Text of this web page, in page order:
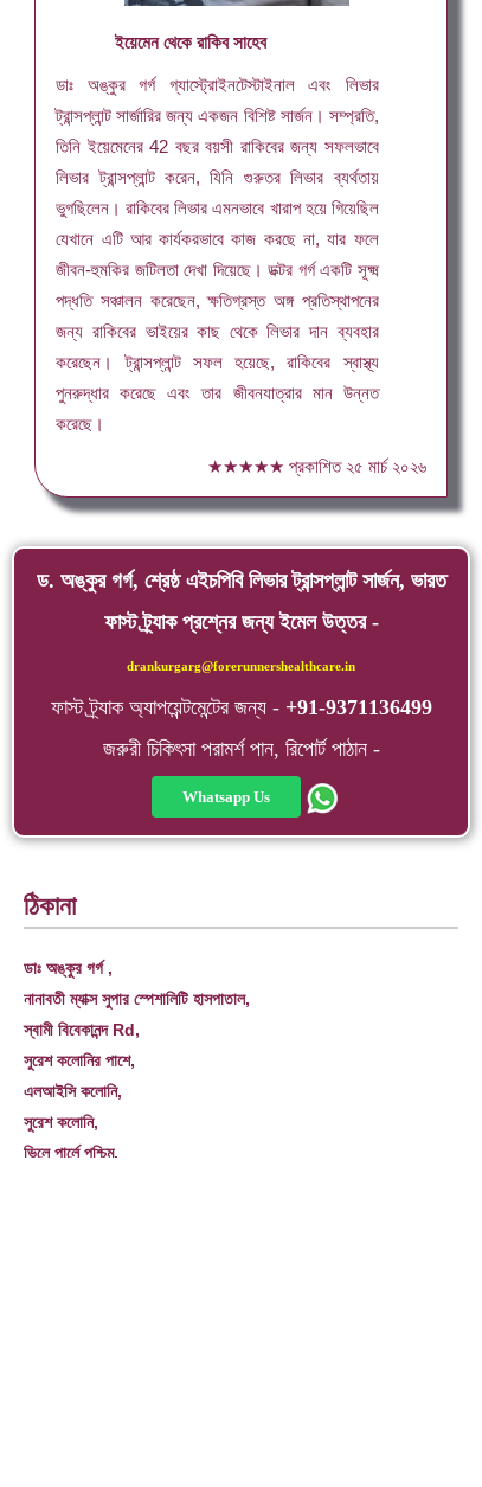
ইয়েমেন থেকে রাকিব সাহেব
ডাঃ অঙ্কুর গর্গ গ্যাস্ট্রোইনটেস্টাইনাল এবং লিভার
ট্রান্সপ্লান্ট সার্জারির জন্য একজন বিশিষ্ট সার্জন। সম্প্রতি,
তিনি ইয়েমেনের 42 বছর বয়সী রাকিবের জন্য সফলভাবে
লিভার ট্রান্সপ্লান্ট করেন, যিনি গুরুতর লিভার ব্যর্থতায়
ভুগছিলেন। রাকিবের লিভার এমনভাবে খারাপ হয়ে গিয়েছিল
যেখানে এটি আর কার্যকরভাবে কাজ করছে না, যার ফলে
জীবন-হুমকির জটিলতা দেখা দিয়েছে। ডক্টর গর্গ একটি সূক্ষ্ম
পদ্ধতি সঞ্চালন করেছেন, ক্ষতিগ্রস্ত অঙ্গ প্রতিস্থাপনের
জন্য রাকিবের ভাইয়ের কাছ থেকে লিভার দান ব্যবহার
করেছেন। ট্রান্সপ্লান্ট সফল হয়েছে, রাকিবের স্বাস্থ্য
পুনরুদ্ধার করেছে এবং তার জীবনযাত্রার মান উন্নত
করেছে।
★★★★★ প্রকাশিত ২৫ মার্চ ২০২৬
ড. অঙ্কুর গর্গ, শ্রেষ্ঠ এইচপিবি লিভার ট্রান্সপ্লান্ট সার্জন, ভারত
ফাস্ট ট্র্যাক প্রশ্নের জন্য ইমেল উত্তর -
drankurgarg@forerunnershealthcare.in
ফাস্ট ট্র্যাক অ্যাপয়েন্টমেন্টের জন্য - +91-9371136499
জরুরী চিকিৎসা পরামর্শ পান, রিপোর্ট পাঠান -
Whatsapp Us
ঠিকানা
ডাঃ অঙ্কুর গর্গ ,
নানাবতী ম্যাক্স সুপার স্পেশালিটি হাসপাতাল,
স্বামী বিবেকানন্দ Rd,
সুরেশ কলোনির পাশে,
এলআইসি কলোনি,
সুরেশ কলোনি,
ভিলে পার্লে পশ্চিম,